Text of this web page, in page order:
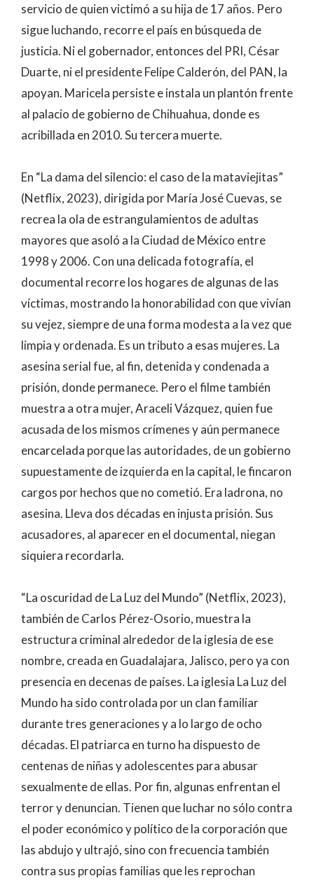
servicio de quien victimó a su hija de 17 años. Pero
sigue luchando, recorre el país en búsqueda de
justicia. Ni el gobernador, entonces del PRI, César
Duarte, ni el presidente Felipe Calderón, del PAN, la
apoyan. Maricela persiste e instala un plantón frente
al palacio de gobierno de Chihuahua, donde es
acribillada en 2010. Su tercera muerte.
En “La dama del silencio: el caso de la mataviejitas”
(Netflix, 2023), dirigida por María José Cuevas, se
recrea la ola de estrangulamientos de adultas
mayores que asoló a la Ciudad de México entre
1998 y 2006. Con una delicada fotografía, el
documental recorre los hogares de algunas de las
víctimas, mostrando la honorabilidad con que vivían
su vejez, siempre de una forma modesta a la vez que
limpia y ordenada. Es un tributo a esas mujeres. La
asesina serial fue, al fin, detenida y condenada a
prisión, donde permanece. Pero el filme también
muestra a otra mujer, Araceli Vázquez, quien fue
acusada de los mismos crímenes y aún permanece
encarcelada porque las autoridades, de un gobierno
supuestamente de izquierda en la capital, le fincaron
cargos por hechos que no cometió. Era ladrona, no
asesina. Lleva dos décadas en injusta prisión. Sus
acusadores, al aparecer en el documental, niegan
siquiera recordarla.
“La oscuridad de La Luz del Mundo” (Netflix, 2023),
también de Carlos Pérez-Osorio, muestra la
estructura criminal alrededor de la iglesia de ese
nombre, creada en Guadalajara, Jalisco, pero ya con
presencia en decenas de países. La iglesia La Luz del
Mundo ha sido controlada por un clan familiar
durante tres generaciones y a lo largo de ocho
décadas. El patriarca en turno ha dispuesto de
centenas de niñas y adolescentes para abusar
sexualmente de ellas. Por fin, algunas enfrentan el
terror y denuncian. Tienen que luchar no sólo contra
el poder económico y político de la corporación que
las abdujo y ultrajó, sino con frecuencia también
contra sus propias familias que les reprochan